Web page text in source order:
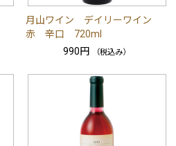
月山ワイン デイリーワイン
赤 辛口 720ml
990円
（税込み）